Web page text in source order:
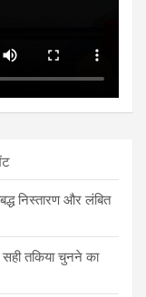
निस्तारण और लंबित
तकिया चुनने का